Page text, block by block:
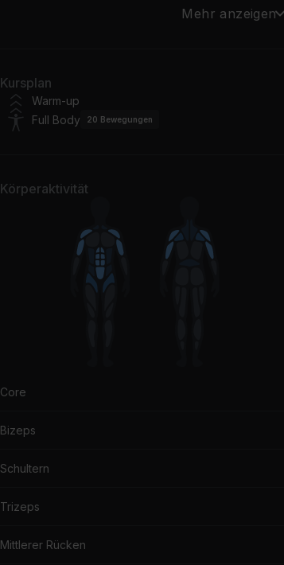
Mehr anzeigen
Kursplan
Warm-up
Full Body
20 Bewegungen
Körperaktivität
Core
Bizeps
Schultern
Trizeps
Mittlerer Rücken